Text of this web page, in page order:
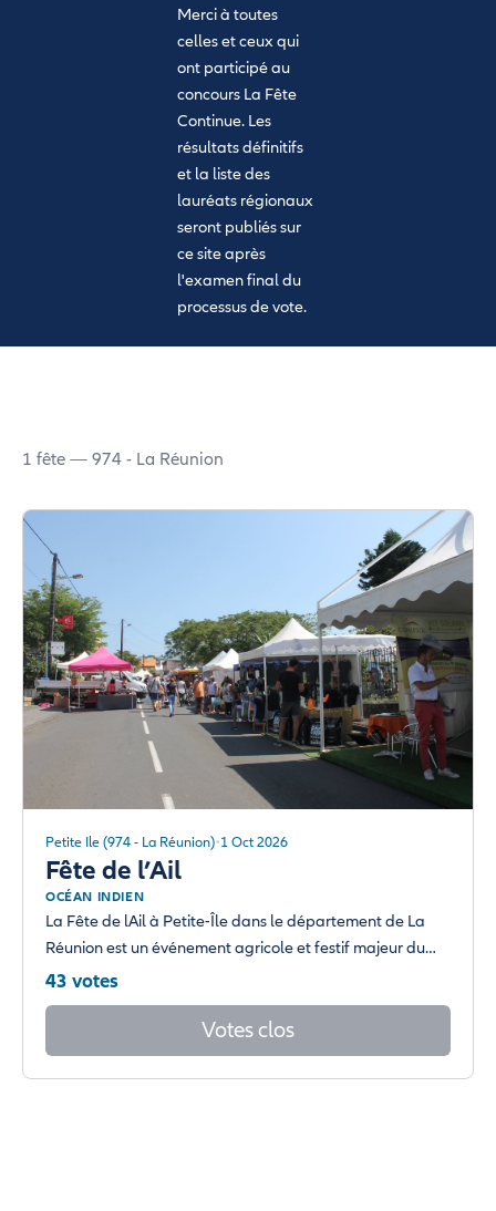
Merci à toutes
celles et ceux qui
ont participé au
concours La Fête
Continue. Les
résultats définitifs
et la liste des
lauréats régionaux
seront publiés sur
ce site après
l'examen final du
processus de vote.
1 fête — 974 - La Réunion
Petite Ile (974 - La Réunion) 1 Oct 2026
Fête de l’Ail
OCÉAN INDIEN
La Fête de lAil à Petite-Île dans le département de La
Réunion est un événement agricole et festif majeur du…
43 votes
Votes clos